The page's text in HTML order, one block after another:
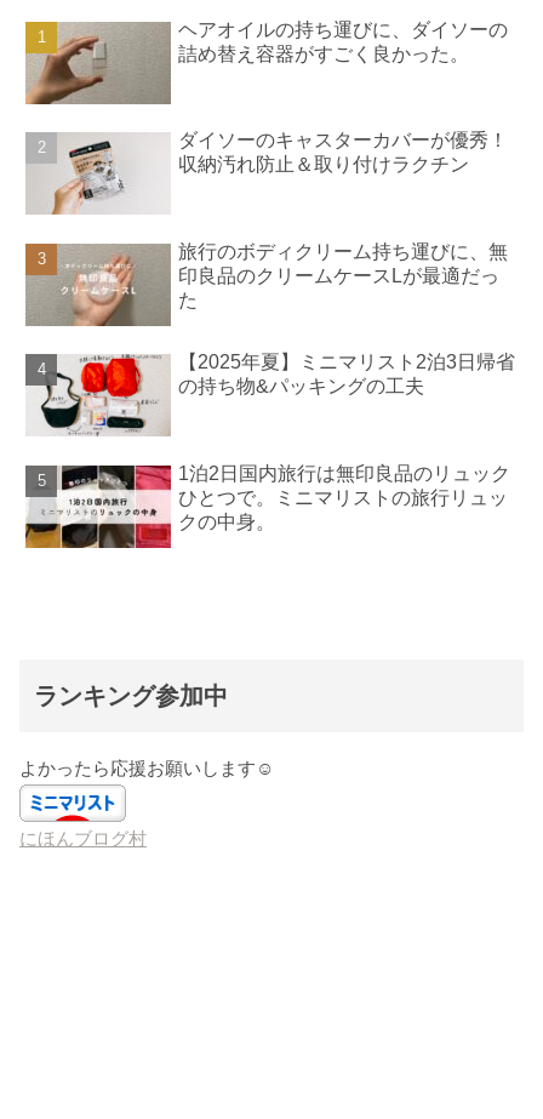
ヘアオイルの持ち運びに、ダイソーの
詰め替え容器がすごく良かった。
ダイソーのキャスターカバーが優秀！
収納汚れ防止＆取り付けラクチン
旅行のボディクリーム持ち運びに、無
印良品のクリームケースLが最適だっ
た
【2025年夏】ミニマリスト2泊3日帰省
の持ち物&パッキングの工夫
1泊2日国内旅行は無印良品のリュック
ひとつで。ミニマリストの旅行リュッ
クの中身。
ランキング参加中
よかったら応援お願いします☺️
にほんブログ村